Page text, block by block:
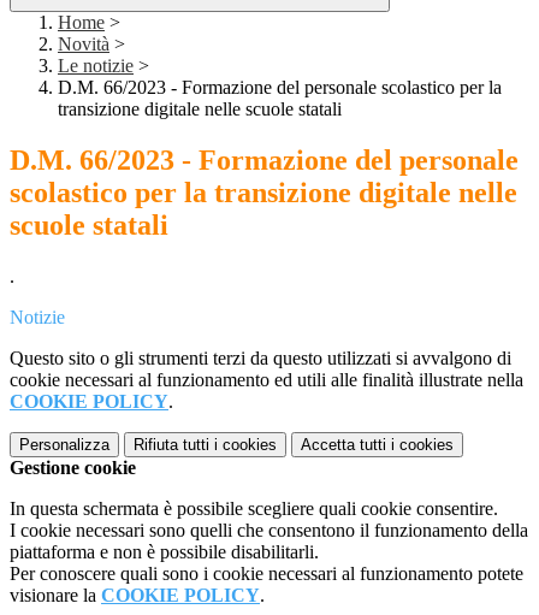
Home >
Novità >
Le notizie >
D.M. 66/2023 - Formazione del personale scolastico per la
transizione digitale nelle scuole statali
D.M. 66/2023 - Formazione del personale
scolastico per la transizione digitale nelle
scuole statali
.
Notizie
Questo sito o gli strumenti terzi da questo utilizzati si avvalgono di
cookie necessari al funzionamento ed utili alle finalità illustrate nella
COOKIE POLICY.
Personalizza Rifiuta tutti i cookies Accetta tutti i cookies
Gestione cookie
In questa schermata è possibile scegliere quali cookie consentire.
I cookie necessari sono quelli che consentono il funzionamento della
piattaforma e non è possibile disabilitarli.
Per conoscere quali sono i cookie necessari al funzionamento potete
visionare la COOKIE POLICY.